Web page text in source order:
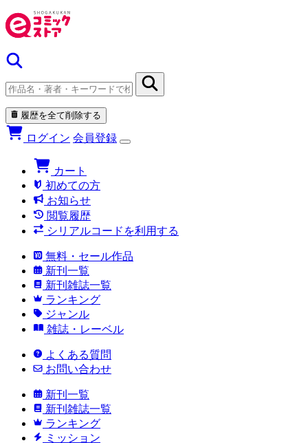
履歴を全て削除する
ログイン 会員登録
カート
初めての方
お知らせ
閲覧履歴
シリアルコードを利用する
無料・セール作品
新刊一覧
新刊雑誌一覧
ランキング
ジャンル
雑誌・レーベル
よくある質問
お問い合わせ
新刊一覧
新刊雑誌一覧
ランキング
ミッション